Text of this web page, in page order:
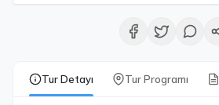
Tur Detayı Tur Programı